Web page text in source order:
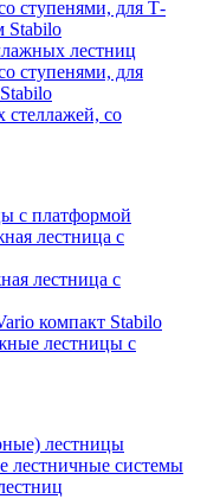
ступенями, для Т-
Stabilo
лестниц
ступенями, для
стеллажей, со
с платформой
лестница с
лестница с
компакт Stabilo
лестницы с
лестницы
лестничные системы